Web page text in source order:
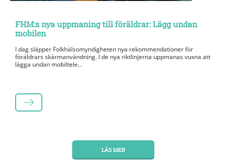
FHM:s nya uppmaning till föräldrar: Lägg undan
mobilen
I dag släpper Folkhälsomyndigheten nya rekommendationer för
föräldrars skärmanvändning. I de nya riktlinjerna uppmanas vuxna att
lägga undan mobiltele...
LÄS MER
LÄS MER